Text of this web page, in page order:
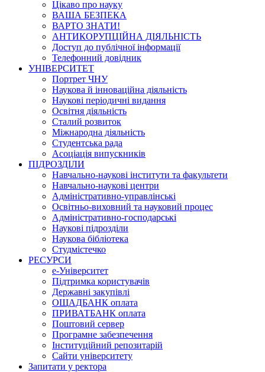
Цікаво про науку
ВАША БЕЗПЕКА
ВАРТО ЗНАТИ!
АНТИКОРУПЦІЙНА ДІЯЛЬНІСТЬ
Доступ до публічної інформації
Телефонний довідник
УНІВЕРСИТЕТ
Портрет ЧНУ
Наукова й інноваційна діяльність
Наукові періодичні видання
Освітня діяльність
Сталий розвиток
Міжнародна діяльність
Студентська рада
Асоціація випускників
ПІДРОЗДІЛИ
Навчально-наукові інститути та факультети
Навчально-наукові центри
Адміністративно-управлінські
Освітньо-виховний та науковий процес
Адміністративно-господарські
Наукові підрозділи
Наукова бібліотека
Студмістечко
РЕСУРСИ
е-Університет
Підтримка користувачів
Державні закупівлі
ОЩАДБАНК оплата
ПРИВАТБАНК оплата
Поштовий сервер
Програмне забезпечення
Інституційний репозитарій
Сайти університету
Запитати у ректора